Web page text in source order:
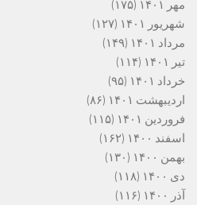
مهر ۱۴۰۱
(۱۷۵)
شهریور ۱۴۰۱
(۱۲۷)
مرداد ۱۴۰۱
(۱۴۹)
تیر ۱۴۰۱
(۱۱۴)
خرداد ۱۴۰۱
(۹۵)
اردیبهشت ۱۴۰۱
(۸۶)
فروردین ۱۴۰۱
(۱۱۵)
اسفند ۱۴۰۰
(۱۶۲)
بهمن ۱۴۰۰
(۱۳۰)
دی ۱۴۰۰
(۱۱۸)
آذر ۱۴۰۰
(۱۱۶)